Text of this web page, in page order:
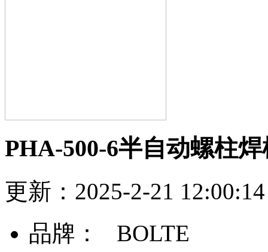
PHA-500-6半自动螺柱焊
更新：2025-2-21
品牌：
BOLTE